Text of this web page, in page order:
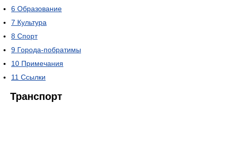
6 Образование
7 Культура
8 Спорт
9 Города-побратимы
10 Примечания
11 Ссылки
Транспорт